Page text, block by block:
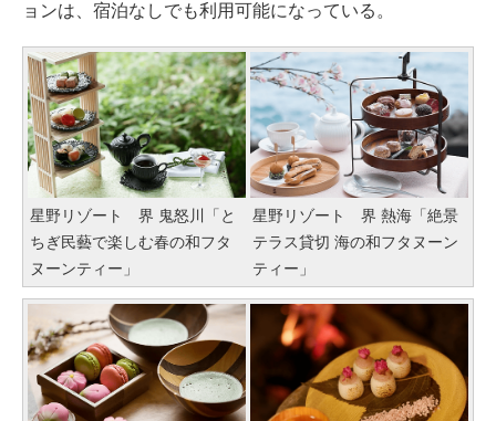
ョンは、宿泊なしでも利用可能になっている。
星野リゾート 界 鬼怒川「と
ちぎ民藝で楽しむ春の和フタ
ヌーンティー」
星野リゾート 界 熱海「絶景
テラス貸切 海の和フタヌーン
ティー」